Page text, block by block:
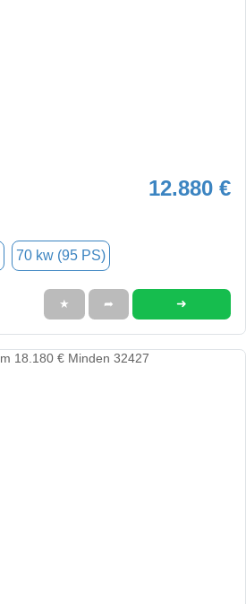
12.880 €
70 kw (95 PS)
★ ➦ ➜